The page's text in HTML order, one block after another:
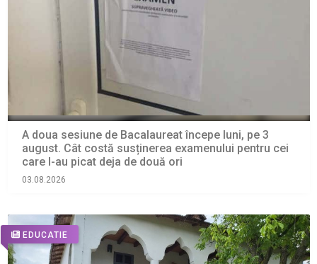
A doua sesiune de Bacalaureat începe luni, pe 3
august. Cât costă susținerea examenului pentru cei
care l-au picat deja de două ori
03.08.2026
EDUCATIE